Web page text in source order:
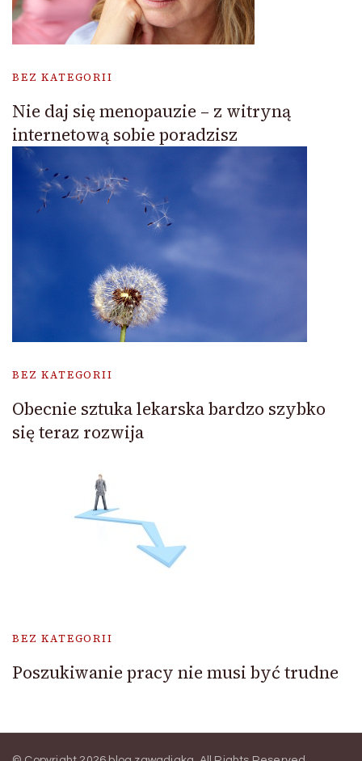
BEZ KATEGORII
Nie daj się menopauzie – z witryną
internetową sobie poradzisz
BEZ KATEGORII
Obecnie sztuka lekarska bardzo szybko
się teraz rozwija
BEZ KATEGORII
Poszukiwanie pracy nie musi być trudne